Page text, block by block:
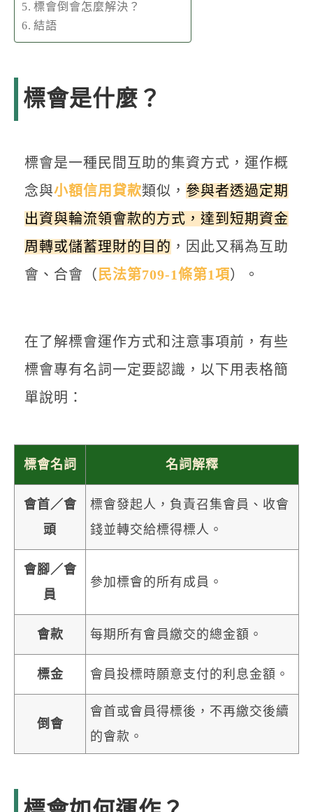
標會倒會怎麼解決？
結語
標會是什麼？
標會是一種民間互助的集資方式，運作概
念與小額信用貸款類似， 參與者透過定期
出資與輪流領會款的方式，達到短期資金
周轉或儲蓄理財的目的 ，因此又稱為互助
會、合會（民法第709-1條第1項）。
在了解標會運作方式和注意事項前，有些
標會專有名詞一定要認識，以下用表格簡
單說明：
標會名詞 名詞解釋
會首／會
頭
標會發起人，負責召集會員、收會
錢並轉交給標得標人。
會腳／會
員
參加標會的所有成員。
會款 每期所有會員繳交的總金額。
標金 會員投標時願意支付的利息金額。
倒會
會首或會員得標後，不再繳交後續
的會款。